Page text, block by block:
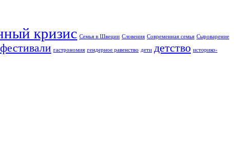
кризис Семья в Швеции Словения Современная семья Сыроварение
гастрономия гендерное равенство дети детство историко-